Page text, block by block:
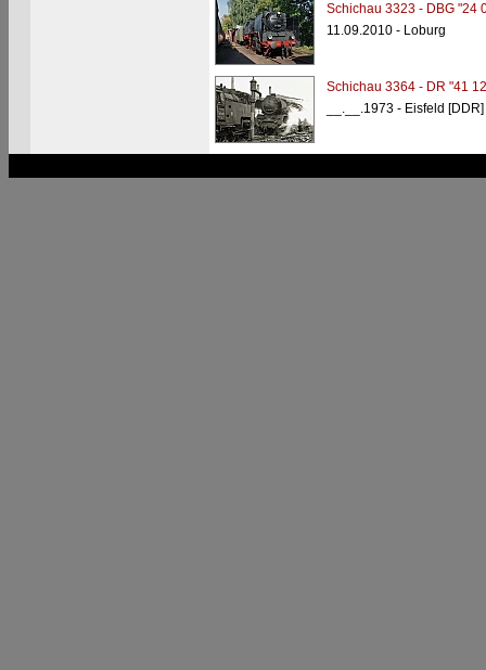
Schichau 3323 - DBG "24
11.09.2010 - Loburg
Schichau 3364 - DR "41
__.__.1973 - Eisfeld [DDR]